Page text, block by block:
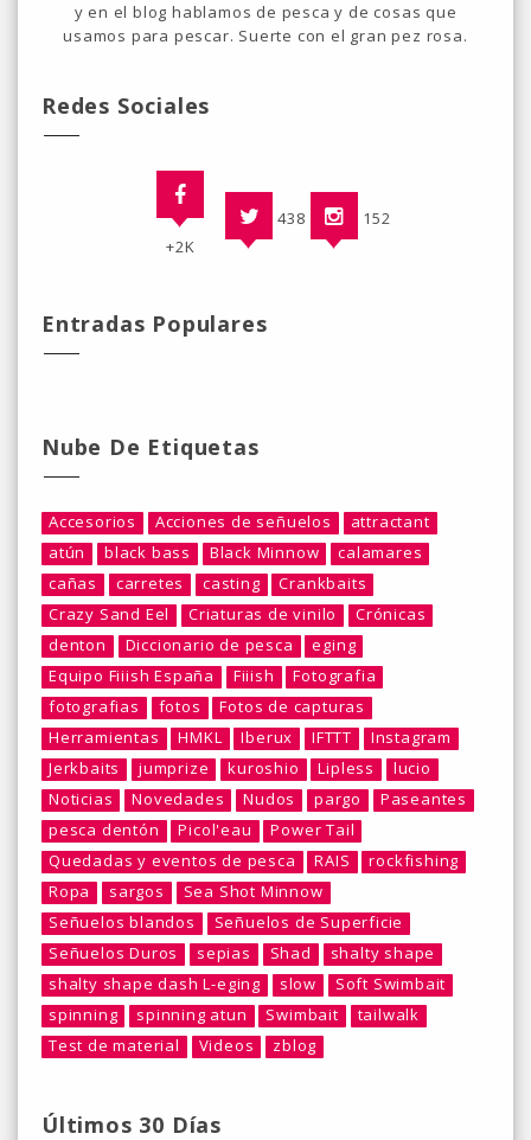
y en el blog hablamos de pesca y de cosas que
usamos para pescar. Suerte con el gran pez rosa.
Redes Sociales
+2K
438 152
Entradas Populares
Nube De Etiquetas
Accesorios Acciones de señuelos
attractant
atún
black bass Black Minnow
calamares
cañas
carretes casting
Crankbaits
Crazy Sand Eel
Criaturas de vinilo
Crónicas
denton
Diccionario de pesca
eging
Equipo Fiiish España
Fiiish
Fotografia
fotografias
fotos
Fotos de capturas
Herramientas
HMKL Iberux IFTTT
Instagram
Jerkbaits
jumprize kuroshio Lipless
lucio
Noticias
Novedades Nudos pargo
Paseantes
pesca dentón
Picol'eau
Power Tail
Quedadas y eventos de pesca
RAIS
rockfishing
Ropa
sargos
Sea Shot Minnow
Señuelos blandos
Señuelos de Superficie
Señuelos Duros
sepias Shad
shalty shape
shalty shape dash L-eging
slow
Soft Swimbait
spinning
spinning atun Swimbait
tailwalk
Test de material
Videos zblog
Últimos 30 Días